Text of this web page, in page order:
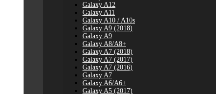
Galaxy A12
Galaxy A11
Galaxy A10 / A10s
Galaxy A9 (2018)
Galaxy A9
Galaxy A8/A8+
Galaxy A7 (2018)
Galaxy A7 (2017)
Galaxy A7 (2016)
Galaxy A7
Galaxy A6/A6+
Galaxy A5 (2017)